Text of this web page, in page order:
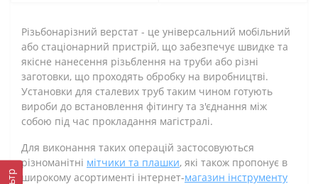
Різьбонарізний верстат - це універсальний мобільний
або стаціонарний пристрій, що забезпечує швидке та
якісне нанесення різьблення на труби або різні
заготовки, що проходять обробку на виробництві.
Установки для сталевих труб таким чином готують
вироби до встановлення фітингу та з'єднання між
собою під час прокладання магістралі.
Для виконання таких операцій застосовуються
різноманітні мітчики та плашки, які також пропонує в
широкому асортименті інтернет-магазин інструменту